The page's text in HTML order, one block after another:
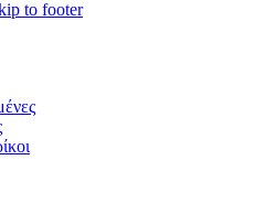
to footer